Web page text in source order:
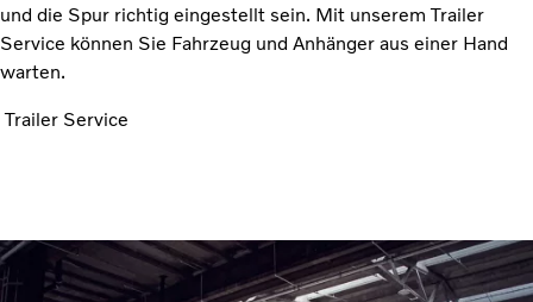
und die Spur richtig eingestellt sein. Mit unserem Trailer
Service können Sie Fahrzeug und Anhänger aus einer Hand
warten.
Trailer Service